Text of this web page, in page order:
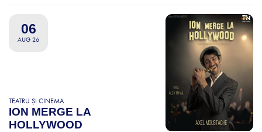
06
AUG 26
TEATRU ȘI CINEMA
ION MERGE LA
HOLLYWOOD